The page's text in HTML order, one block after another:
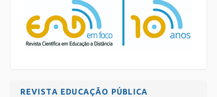
REVISTA EDUCAÇÃO PÚBLICA